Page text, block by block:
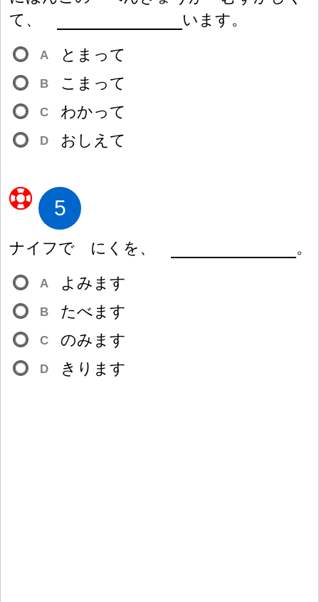
て、
います。
A とまって
B こまって
C わかって
D おしえて
5
ナイフで にくを、 。
A よみます
B たべます
C のみます
D きります